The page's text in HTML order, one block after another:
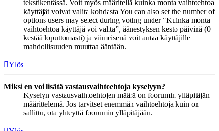
tekstikentässä. Voit myös määritellä kuinka monta vaihtoehtoa
käyttäjät voivat valita kohdasta You can also set the number of
options users may select during voting under “Kuinka monta
vaihtoehtoa käyttäjä voi valita”, äänestyksen kesto päivinä (0
kestää loputtomasti) ja viimeisenä voit antaa käyttäjille
mahdollisuuden muuttaa ääntään.
Ylös
Miksi en voi lisätä vastausvaihtoehtoja kyselyyn?
Kyselyn vastausvaihtoehtojen määrä on foorumin ylläpitäjän
määrittelemä. Jos tarvitset enemmän vaihtoehtoja kuin on
sallittu, ota yhteyttä foorumin ylläpitäjään.